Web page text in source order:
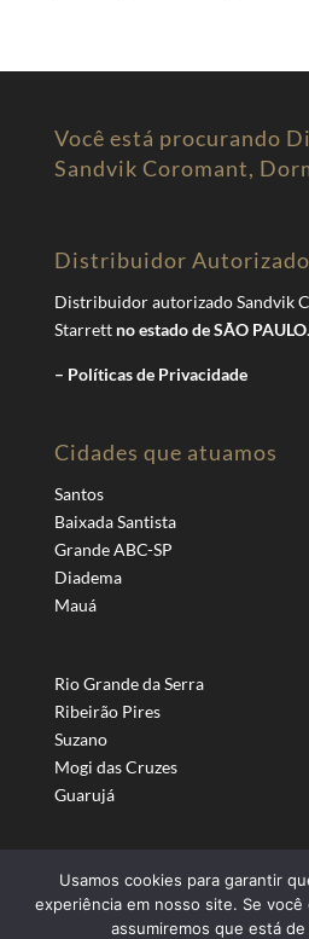
Você está procurando
Sandvik Coromant,
Distribuidor Autorizado
Distribuidor autorizado Sandvik
Starrett no estado de SÃO PAULO.
– Políticas de Privacidade
Cidades que atuamos
Santos
Baixada Santista
Grande ABC-SP
Diadema
Mauá
Rio Grande da Serra
Ribeirão Pires
Suzano
Mogi das Cruzes
Guarujá
Usamos cookies para garantir
experiência em nosso site. Se
assumiremos que está